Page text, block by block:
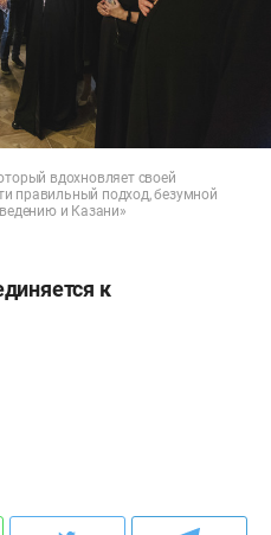
вдохновляет своей
правильный подход, безумной
и Казани»
к